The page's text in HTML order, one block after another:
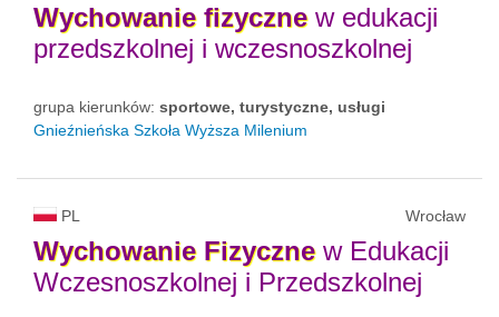
Wychowanie fizycznew edukacji
przedszkolnej i wczesnoszkolnej
grupa kierunków: sportowe, turystyczne, usługi
Gnieźnieńska Szkoła Wyższa Milenium
PL Wrocław
Wychowanie Fizycznew Edukacji
Wczesnoszkolnej i Przedszkolnej